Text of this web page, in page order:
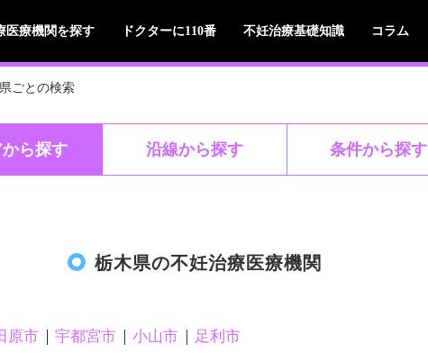
医療機関を探す ドクターに110番 不妊治療基礎知識 コラム
県ごとの検索
から探す 沿線から探す 条件から探す
栃木県の不妊治療医療機関
原市 宇都宮市 小山市 足利市